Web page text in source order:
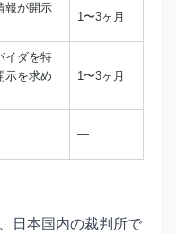
報が開示
1〜3ヶ月
イダを特
示を求め
1〜3ヶ月
—
日本国内の裁判所で